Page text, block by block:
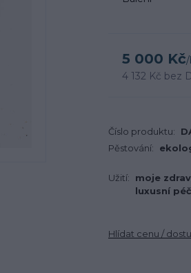
5 000 Kč/
4 132 Kč bez
Číslo produktu:
Pěstování:
Užití:
moje
luxusní
Hlídat cenu /